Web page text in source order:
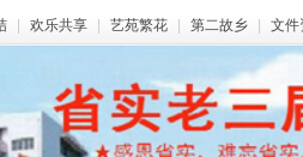
欢乐共享 艺苑繁花 第二故乡 文件